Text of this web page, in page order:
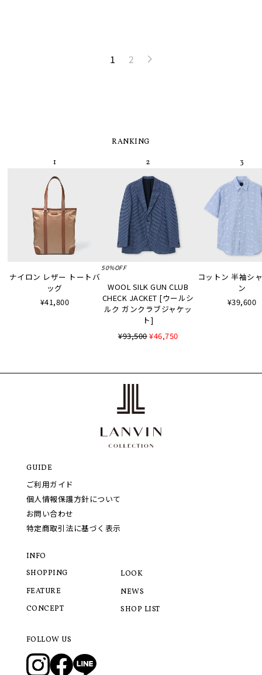
1 2
RANKING
ナイロン レザー トートバ
ッグ
¥41,800
50%OFF
WOOL SILK GUN CLUB
CHECK JACKET [ウールシ
ルク ガンクラブジャケッ
ト]
¥93,500¥46,750
コットン 半袖シ
ン
¥39,600
GUIDE
ご利用ガイド
個人情報保護方針について
お問い合わせ
特定商取引法に基づく表示
INFO
SHOPPING
FEATURE
CONCEPT
LOOK
NEWS
SHOP LIST
FOLLOW US